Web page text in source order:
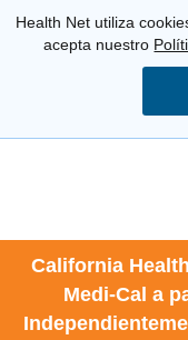
Health Net utiliza
acepta nuestro
California
Medi-Cal a